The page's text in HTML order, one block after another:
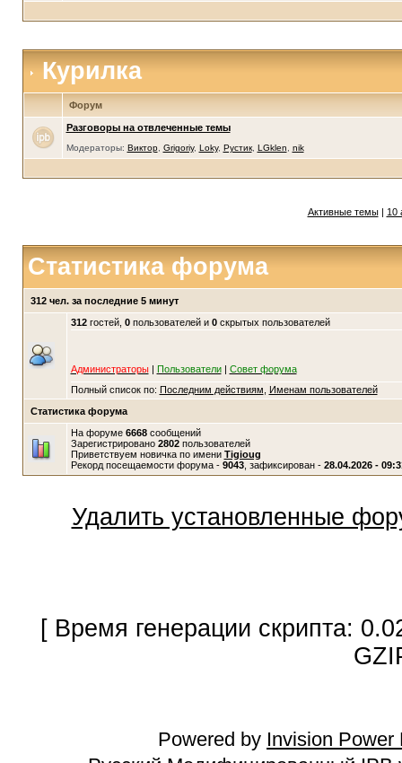
Курилка
Форум
Разговоры на отвлеченные темы
Модераторы: Виктор, Grigoriy, Loky, Рустик, LGklen nik
Активные темы| 10
Статистика форума
312 чел. за последние 5 минут
312гостей, 0пользователей и 0скрытых пользователей
Администраторы| Пользователи| Совет форума
Полный список по: Последним действиям
Именам пользователей
Статистика форума
На форуме 6668сообщений
Зарегистрировано 2802пользователей
Приветствуем новичка по имени Tigioug
Рекорд посещаемости форума - 9043, зафиксирован - 28.04.2026 -
Удалить установленные
[ Время генерации скрипта:
Powered by Invision Power